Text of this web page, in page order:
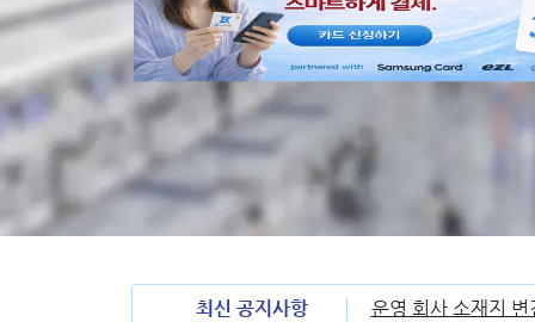
최신 공지사항 운영 회사 소재지 변